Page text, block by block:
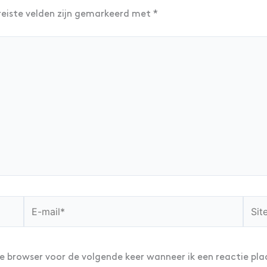
velden zijn gemarkeerd met *
browser voor de volgende keer wanneer ik een reactie